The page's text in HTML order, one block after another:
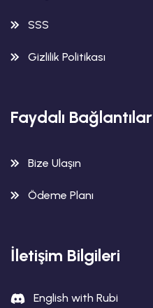
SSS
Gizlilik Politikası
Faydalı Bağlantılar
Bize Ulaşın
Ödeme Planı
İletişim Bilgileri
English with Rubi